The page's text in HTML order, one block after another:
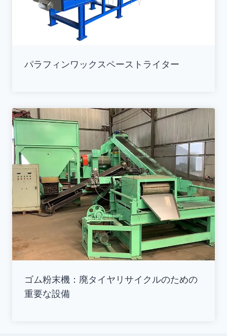
パラフィンワックスペーストライター
ゴム粉末機：廃タイヤリサイクルのための
重要な設備